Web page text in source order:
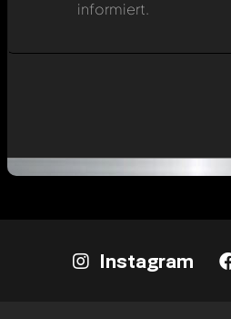
informiert.
Instagram